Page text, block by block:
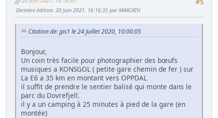
#5
Dernière édition: 20 Juin 2021, 16:16:35 par MARCATH
Citation de: jps1 le 24 Juillet 2020, 10:00:05
Bonjour,
Un coin très facile pour photographier des bœufs
musiques a KONSGOL ( petite gare chemin de fer ) sur
La E6 a 35 km en montant vers OPPDAL
il suffit de prendre le sentier balisé qui monte dans le
parc du Dovrefjell.
il y a un camping à 25 minutes à pied de la gare (en
montée)